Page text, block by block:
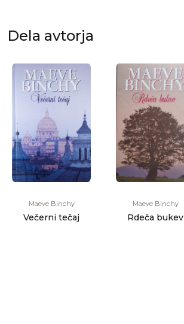
Dela avtorja
Maeve Binchy
Večerni tečaj
Maeve Binchy
Rdeča bukev